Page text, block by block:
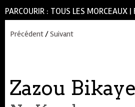
PARCOURIR : TOUS LES MORCEAUX |
Précédent/Suivant
Zazou Bikaye